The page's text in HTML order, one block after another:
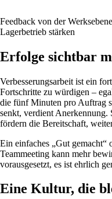
Feedback von der
Lagerbetrieb stärken
Erfolge sichtbar
Verbesserungsarbeit ist ein
Fortschritte zu würdigen –
die fünf Minuten pro Auftrag
senkt, verdient Anerkennung.
fördern die Bereitschaft,
Ein einfaches „Gut
Teammeeting kann mehr
vorausgesetzt, es ist ehrlich
Eine Kultur, die